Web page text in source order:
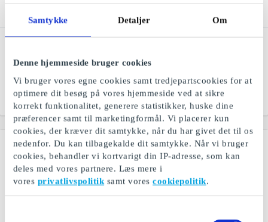
Samtykke Detaljer Om
Denne hjemmeside bruger cookies
Vi bruger vores egne cookies samt tredjepartscookies for at
optimere dit besøg på vores hjemmeside ved at sikre
korrekt funktionalitet, generere statistikker, huske dine
præferencer samt til marketingformål. Vi placerer kun
cookies, der kræver dit samtykke, når du har givet det til os
nedenfor. Du kan tilbagekalde dit samtykke. Når vi bruger
cookies, behandler vi kortvarigt din IP-adresse, som kan
deles med vores partnere. Læs mere i
vores privatlivspolitik samt vorescookiepolitik.
Gavekort til musik, teater,
shows og sport
Fra 50 kr. Fra 50 kr.